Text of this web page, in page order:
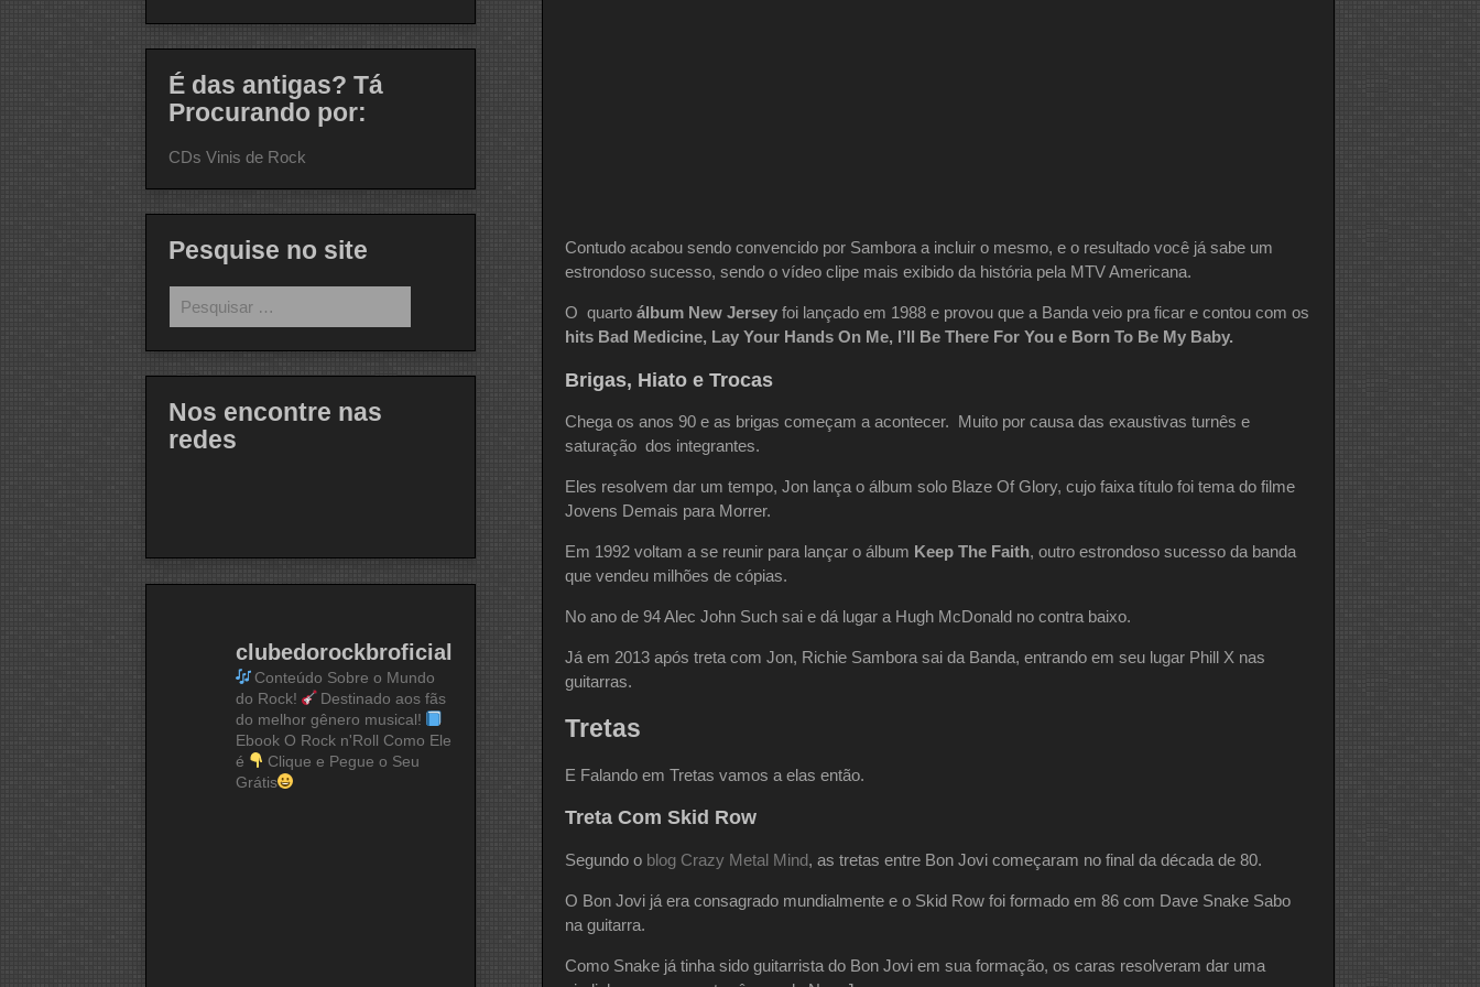
Contudo acabou sendo convencido por Sambora a incluir o mesmo, e o resultado você já sabe um
estrondoso sucesso, sendo o vídeo clipe mais exibido da história pela MTV Americana.
O quarto álbum New Jersey foi lançado em 1988 e provou que a Banda veio pra ficar e contou com os
hits Bad Medicine, Lay Your Hands On Me, I’ll Be There For You e Born To Be My Baby.
Brigas, Hiato e Trocas
Chega os anos 90 e as brigas começam a acontecer. Muito por causa das exaustivas turnês e
saturação dos integrantes.
Eles resolvem dar um tempo, Jon lança o álbum solo Blaze Of Glory, cujo faixa título foi tema do filme
Jovens Demais para Morrer.
Em 1992 voltam a se reunir para lançar o álbum Keep The Faith, outro estrondoso sucesso da banda
que vendeu milhões de cópias.
No ano de 94 Alec John Such sai e dá lugar a Hugh McDonald no contra baixo.
Já em 2013 após treta com Jon, Richie Sambora sai da Banda, entrando em seu lugar Phill X nas
guitarras.
Tretas
E Falando em Tretas vamos a elas então.
Treta Com Skid Row
Segundo o blog Crazy Metal Mind, as tretas entre Bon Jovi começaram no final da década de 80.
O Bon Jovi já era consagrado mundialmente e o Skid Row foi formado em 86 com Dave Snake Sabo
na guitarra.
Como Snake já tinha sido guitarrista do Bon Jovi em sua formação, os caras resolveram dar uma
É das antigas? Tá
Procurando por:
CDs Vinis de Rock
Pesquise no site
por:
Nos encontre nas
redes
clubedorockbroficial
Conteúdo Sobre o Mundo
do Rock!
Destinado aos fãs
do melhor gênero musical!
Ebook O Rock n'Roll Como Ele
é
Clique e Pegue o Seu
Grátis